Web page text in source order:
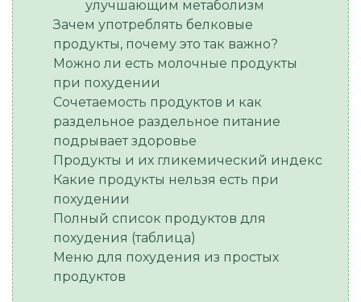
улучшающим метаболизм
Зачем употреблять белковые
продукты, почему это так важно?
Можно ли есть молочные продукты
при похудении
Сочетаемость продуктов и как
раздельное раздельное питание
подрывает здоровье
Продукты и их гликемический индекс
Какие продукты нельзя есть при
похудении
Полный список продуктов для
похудения (таблица)
Меню для похудения из простых
продуктов